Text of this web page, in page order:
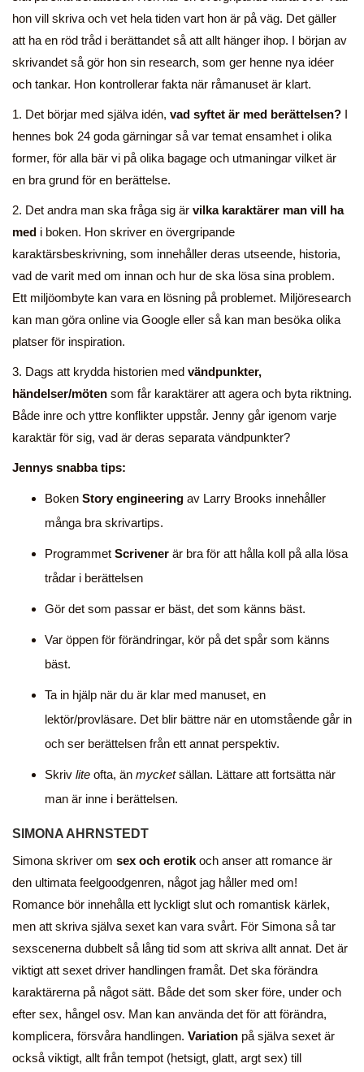
hon vill skriva och vet hela tiden vart hon är på väg. Det gäller
att ha en röd tråd i berättandet så att allt hänger ihop. I början av
skrivandet så gör hon sin research, som ger henne nya idéer
och tankar. Hon kontrollerar fakta när råmanuset är klart.
1. Det börjar med själva idén, vad syftet är med berättelsen? I
hennes bok 24 goda gärningar så var temat ensamhet i olika
former, för alla bär vi på olika bagage och utmaningar vilket är
en bra grund för en berättelse.
2. Det andra man ska fråga sig är vilka karaktärer man vill ha
med i boken. Hon skriver en övergripande
karaktärsbeskrivning, som innehåller deras utseende, historia,
vad de varit med om innan och hur de ska lösa sina problem.
Ett miljöombyte kan vara en lösning på problemet. Miljöresearch
kan man göra online via Google eller så kan man besöka olika
platser för inspiration.
3. Dags att krydda historien med vändpunkter,
händelser/möten som får karaktärer att agera och byta riktning.
Både inre och yttre konflikter uppstår. Jenny går igenom varje
karaktär för sig, vad är deras separata vändpunkter?
Jennys snabba tips:
Boken Story engineering av Larry Brooks innehåller
många bra skrivartips.
Programmet Scrivener är bra för att hålla koll på alla lösa
trådar i berättelsen
Gör det som passar er bäst, det som känns bäst.
Var öppen för förändringar, kör på det spår som känns
bäst.
Ta in hjälp när du är klar med manuset, en
lektör/provläsare. Det blir bättre när en utomstående går in
och ser berättelsen från ett annat perspektiv.
Skriv lite ofta, än mycketsällan. Lättare att fortsätta när
man är inne i berättelsen.
SIMONA AHRNSTEDT
Simona skriver om sex och erotik och anser att romance är
den ultimata feelgoodgenren, något jag håller med om!
Romance bör innehålla ett lyckligt slut och romantisk kärlek,
men att skriva själva sexet kan vara svårt. För Simona så tar
sexscenerna dubbelt så lång tid som att skriva allt annat. Det är
viktigt att sexet driver handlingen framåt. Det ska förändra
karaktärerna på något sätt. Både det som sker före, under och
efter sex, hångel osv. Man kan använda det för att förändra,
komplicera, försvåra handlingen. Variation på själva sexet är
också viktigt, allt från tempot (hetsigt, glatt, argt sex) till